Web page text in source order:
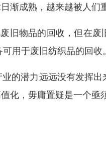
渐成熟，越来越被人们
旧物品的回收，但在
用于废旧纺织品的回收。
的潜力远远没有发挥
化，毋庸置疑是一个亟